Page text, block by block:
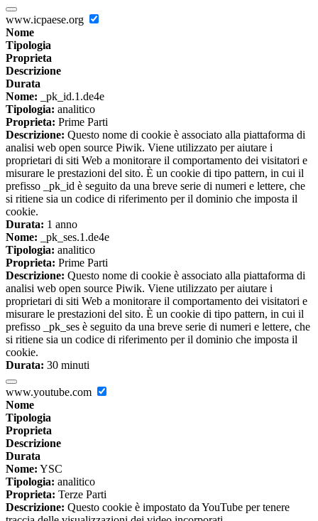
www.icpaese.org
Nome
Tipologia
Proprieta
Descrizione
Durata
Nome: _pk_id.1.de4e
Tipologia: analitico
Proprieta: Prime Parti
Descrizione: Questo nome di cookie è associato alla piattaforma di
analisi web open source Piwik. Viene utilizzato per aiutare i
proprietari di siti Web a monitorare il comportamento dei visitatori e
misurare le prestazioni del sito. È un cookie di tipo pattern, in cui il
prefisso _pk_id è seguito da una breve serie di numeri e lettere, che
si ritiene sia un codice di riferimento per il dominio che imposta il
cookie.
Durata: 1 anno
Nome: _pk_ses.1.de4e
Tipologia: analitico
Proprieta: Prime Parti
Descrizione: Questo nome di cookie è associato alla piattaforma di
analisi web open source Piwik. Viene utilizzato per aiutare i
proprietari di siti Web a monitorare il comportamento dei visitatori e
misurare le prestazioni del sito. È un cookie di tipo pattern, in cui il
prefisso _pk_ses è seguito da una breve serie di numeri e lettere, che
si ritiene sia un codice di riferimento per il dominio che imposta il
cookie.
Durata: 30 minuti
www.youtube.com
Nome
Tipologia
Proprieta
Descrizione
Durata
Nome: YSC
Tipologia: analitico
Proprieta: Terze Parti
Descrizione: Questo cookie è impostato da YouTube per tenere